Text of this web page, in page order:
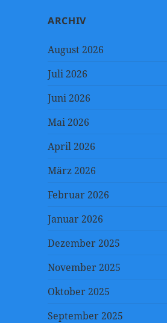
ARCHIV
August 2026
Juli 2026
Juni 2026
Mai 2026
April 2026
März 2026
Februar 2026
Januar 2026
Dezember 2025
November 2025
Oktober 2025
September 2025